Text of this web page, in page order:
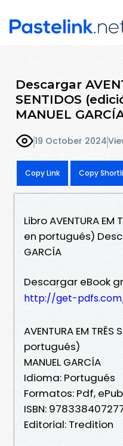
Descargar
SENTIDOS
MANUEL
19 October 2024
Copy Link Copy
Libro AVENTURA EM
en portugués)
GARCÍA
Descargar eBook
http://get-
AVENTURA EM
portugués)
MANUEL GARCÍA
Idioma: Portugués
Formatos: Pdf,
ISBN:
Editorial: Tredition